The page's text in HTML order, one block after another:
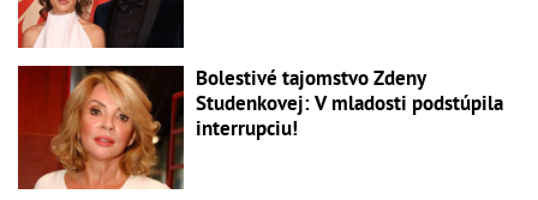
Bolestivé tajomstvo Zdeny
Studenkovej: V mladosti podstúpila
interrupciu!